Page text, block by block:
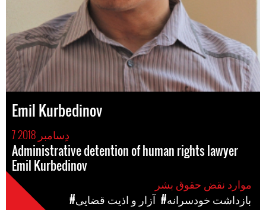
Emil Kurbedinov
7 دِسامبر 2018
Administrative detention of human rights lawyer
Emil Kurbedinov
#آزار و اذیت قضایی
#بازداشت خودسرانه